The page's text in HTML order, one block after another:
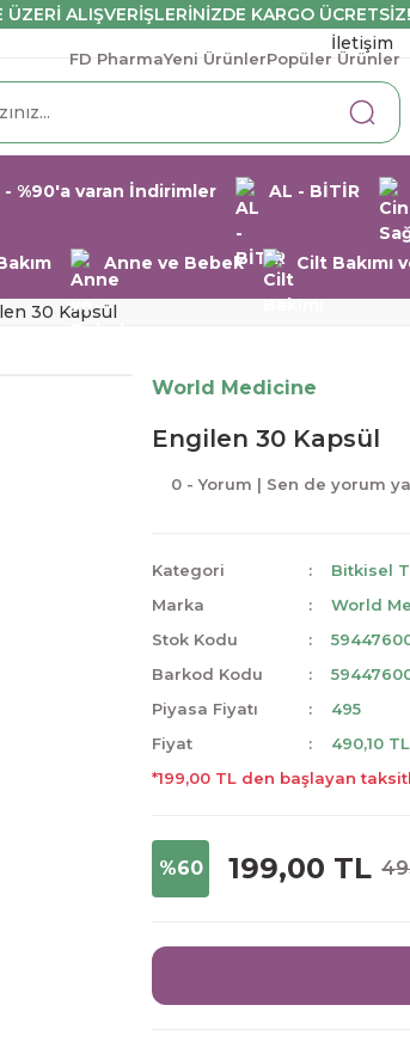
ALIŞVERİŞLERİNİZDE KARGO ÜCRETSİZ!
İletişim
FD PharmaYeni ÜrünlerPopüler Ürünler
%90'a varan İndirimler AL - BİTİR
Anne ve Bebek Cilt Bakımı
30 Kapsül
World Medicine
Engilen 30 Kapsül
0 - Yorum | Sen de yorum
Kategori Bitkisel
Marka
World
Stok Kodu
Barkod Kodu
Piyasa Fiyatı
495
Fiyat
490,10
*199,00 TL den başlayan
%60 199,00 TL